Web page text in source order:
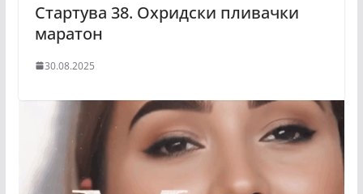
Стартува 38. Охридски пливачки
маратон
30.08.2025